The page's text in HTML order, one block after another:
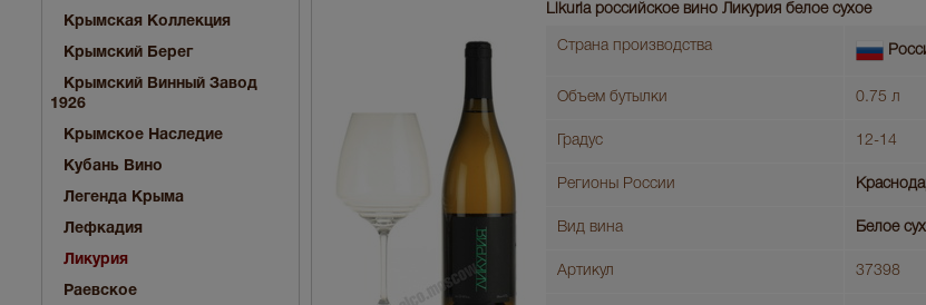
Крымская Коллекция
Крымский Берег
Крымский Винный Завод
1926
Крымское Наследие
Кубань Вино
Легенда Крыма
Лефкадия
Ликурия
Раевское
Likuria российское вино Ликурия белое сухое
Страна производства
Объем бутылки 0.75 л
Градус 12-14
Регионы России
Вид вина Белое
Артикул 37398